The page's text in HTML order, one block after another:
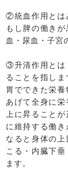
②統血作用とは
もし脾の働き
血・尿血・子宮
③升清作用とは
ることを指し
胃でできた栄
あげて全身に
上に昇ること
に維持する働き
なると身体の
こる・内臓下
ます。